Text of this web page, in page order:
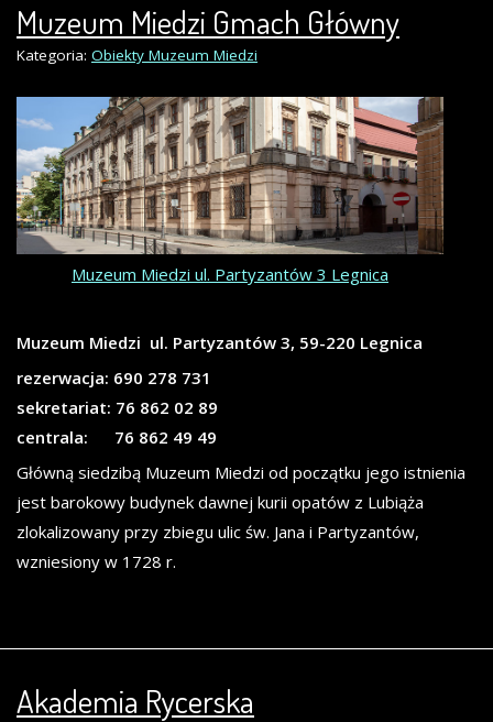
Muzeum Miedzi Gmach Główny
Kategoria: Obiekty Muzeum Miedzi
Muzeum Miedzi ul. Partyzantów 3 Legnica
Muzeum Miedzi ul. Partyzantów 3, 59-220 Legnica
rezerwacja: 690 278 731
sekretariat: 76 862 02 89
centrala: 76 862 49 49
Główną siedzibą Muzeum Miedzi od początku jego istnienia
jest barokowy budynek dawnej kurii opatów z Lubiąża
zlokalizowany przy zbiegu ulic św. Jana i Partyzantów,
wzniesiony w 1728 r.
Akademia Rycerska